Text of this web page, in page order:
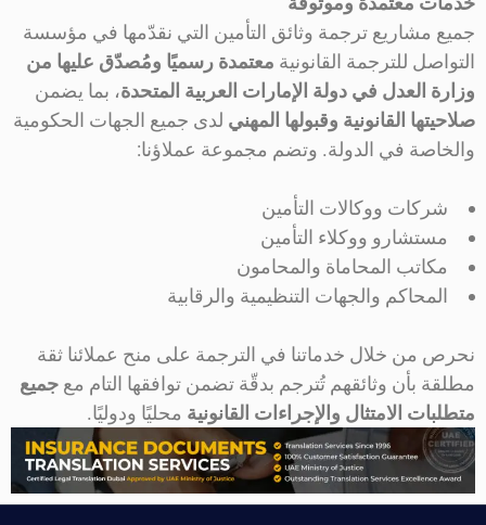
جميع مشاريع ترجمة وثائق التأمين التي نقدّمها في مؤسسة
التواصل للترجمة القانونية معتمدة رسميًا ومُصدّق عليها من
وزارة العدل في دولة الإمارات العربية المتحدة، بما يضمن
صلاحيتها القانونية وقبولها المهني لدى جميع الجهات الحكومية
والخاصة في الدولة. وتضم مجموعة عملاؤنا:
شركات ووكالات التأمين
مستشارو ووكلاء التأمين
مكاتب المحاماة والمحامون
المحاكم والجهات التنظيمية والرقابية
نحرص من خلال خدماتنا في الترجمة على منح عملائنا ثقة
مطلقة بأن وثائقهم تُترجم بدقّة تضمن توافقها التام مع جميع
متطلبات الامتثال والإجراءات القانونية محليًا ودوليًا.